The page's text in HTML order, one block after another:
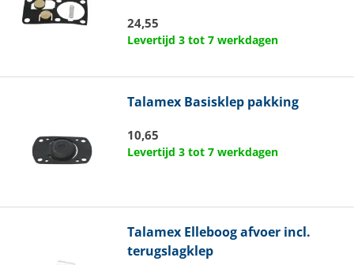
24,55
Levertijd 3 tot 7 werkdagen
Talamex Basisklep pakking
10,65
Levertijd 3 tot 7 werkdagen
Talamex Elleboog afvoer incl.
terugslagklep